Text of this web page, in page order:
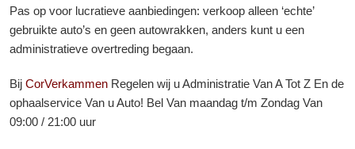
Pas op voor lucratieve aanbiedingen: verkoop alleen ‘echte’
gebruikte auto’s en geen autowrakken, anders kunt u een
administratieve overtreding begaan.
Bij CorVerkammen Regelen wij u Administratie Van A Tot Z En de
ophaalservice Van u Auto! Bel Van maandag t/m Zondag Van
09:00 / 21:00 uur